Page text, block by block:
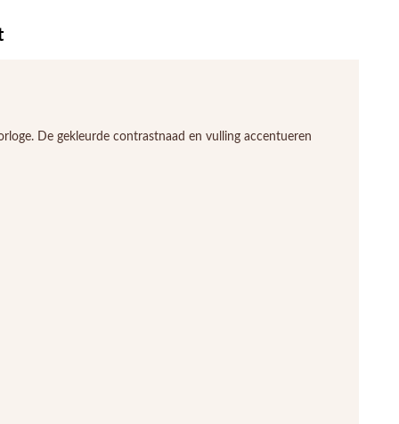
De gekleurde contrastnaad en vulling accentueren